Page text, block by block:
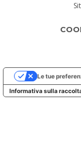
Informativa sulla
Le tue